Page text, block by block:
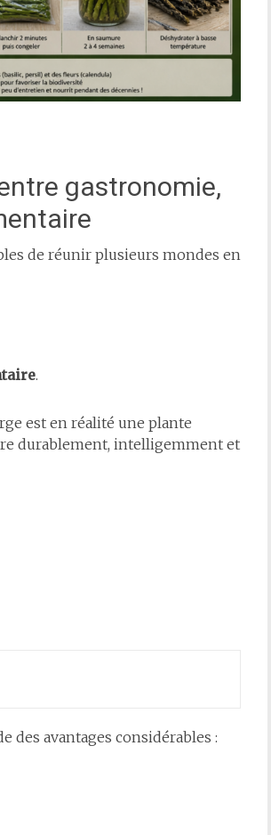
gastronomie,
de réunir plusieurs mondes en
.
est en réalité une plante
durablement, intelligemment et
des avantages considérables :